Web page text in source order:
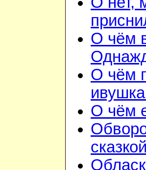
О чём
О чём
О чём
сказкой